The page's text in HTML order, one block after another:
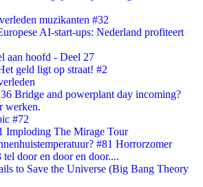
muzikanten #32
AI-start-ups: Nederland profiteert
aan hoofd - Deel 27
geld ligt op straat! #2
Bridge and powerplant day incoming?
werken.
#72
Imploding The Mirage Tour
#81 Horrorzomer
door en door en door....
to Save the Universe (Big Bang Theory